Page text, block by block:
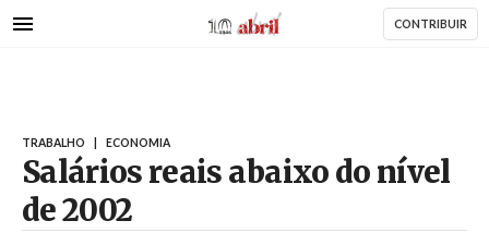
para
AbrilAbril CONTRIBUIR
TRABALHO ECONOMIA
Salários reais abaixo do nível
de 2002